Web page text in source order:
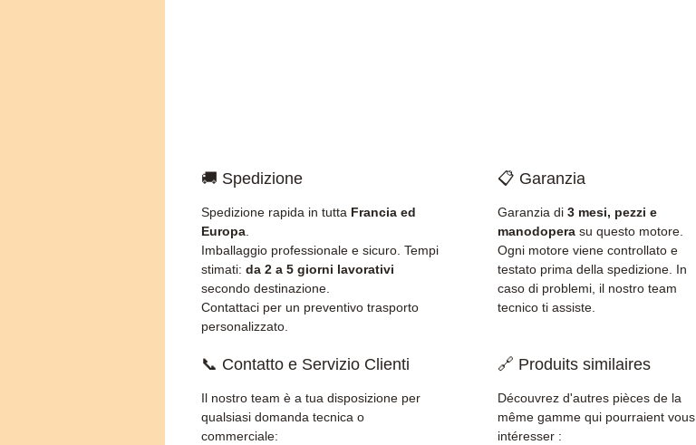
🚚 Spedizione
Spedizione rapida in tutta Francia ed
Europa
Imballaggio professionale e sicuro. Tempi
stimati: da 2 a 5 giorni lavorativi
secondo destinazione.
Contattaci per un preventivo trasporto
personalizzato.
📋 Garanzia
Garanzia di 3 mesi, pezzi e
manodopera su questo motore.
Ogni motore viene controllato e
testato prima della spedizione. In
caso di problemi, il nostro team
tecnico ti assiste.
📞 Contatto e Servizio Clienti
Il nostro team è a tua disposizione per
qualsiasi domanda tecnica o
commerciale:
🔗 Produits similaires
Découvrez d'autres pièces de la
même gamme qui pourraient vous
intéresser :